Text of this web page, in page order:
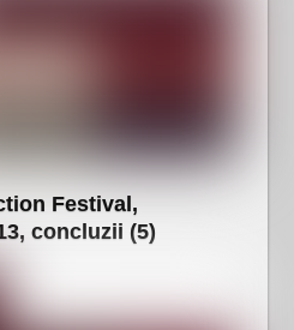
Festival,
concluzii (5)